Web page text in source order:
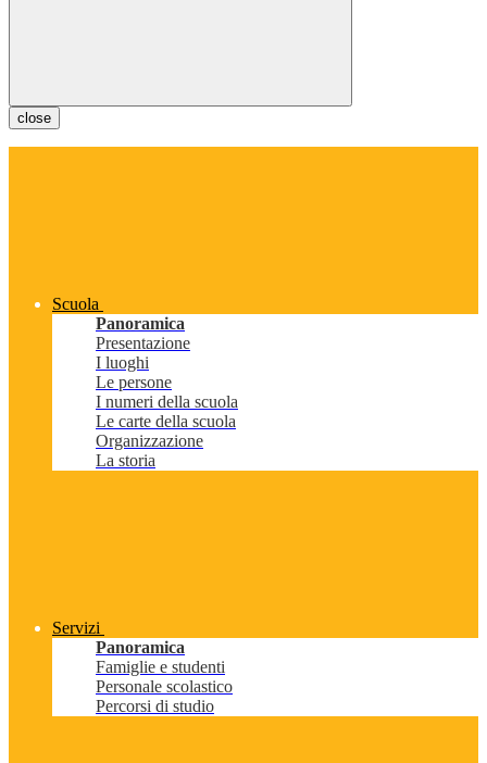
close
Scuola
Panoramica
Presentazione
I luoghi
Le persone
I numeri della scuola
Le carte della scuola
Organizzazione
La storia
Servizi
Panoramica
Famiglie e studenti
Personale scolastico
Percorsi di studio